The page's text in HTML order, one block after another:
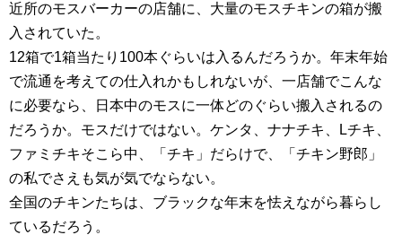
近所のモスバーカーの店舗に、大量のモスチキンの箱が搬
入されていた。
12箱で1箱当たり100本ぐらいは入るんだろうか。年末年始
で流通を考えての仕入れかもしれないが、一店舗でこんな
に必要なら、日本中のモスに一体どのぐらい搬入されるの
だろうか。モスだけではない。ケンタ、ナナチキ、Lチキ、
ファミチキそこら中、「チキ」だらけで、「チキン野郎」
の私でさえも気が気でならない。
全国のチキンたちは、ブラックな年末を怯えながら暮らし
ているだろう。